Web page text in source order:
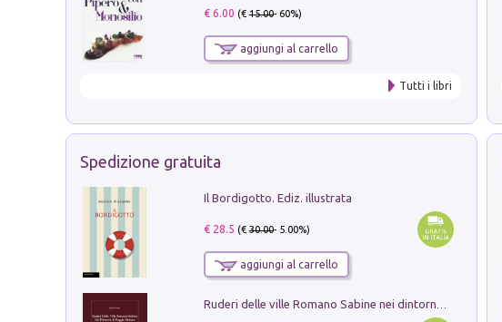
€ 6.00 (€15.00- 60%)
aggiungi al carrello
Tutti i libri
Spedizione gratuita
Il Bordigotto. Ediz. illustrata
€ 28.5 (€30.00- 5.00%)
aggiungi al carrello